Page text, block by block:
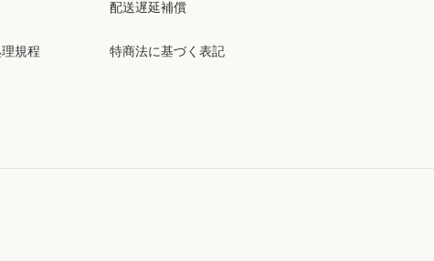
規程
配送遅延補償
特商法に基づく表記